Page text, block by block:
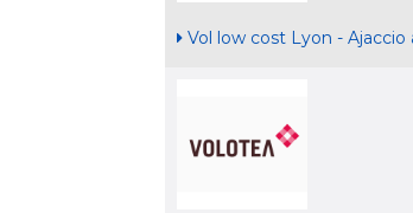
Vol low cost Lyon - Ajaccio